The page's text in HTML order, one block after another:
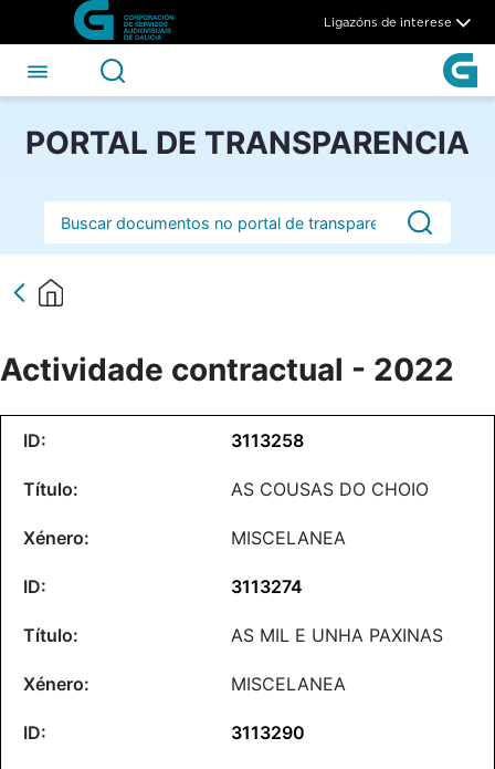
Skip to Main Content
Actividade contractual -
Ligazóns de interese
PORTAL DE TRANSPARENCIA
Barra de busca
Actividade contractual - 2022
3113258
AS COUSAS DO CHOIO
MISCELANEA
3113274
AS MIL E UNHA PAXINAS
MISCELANEA
3113290